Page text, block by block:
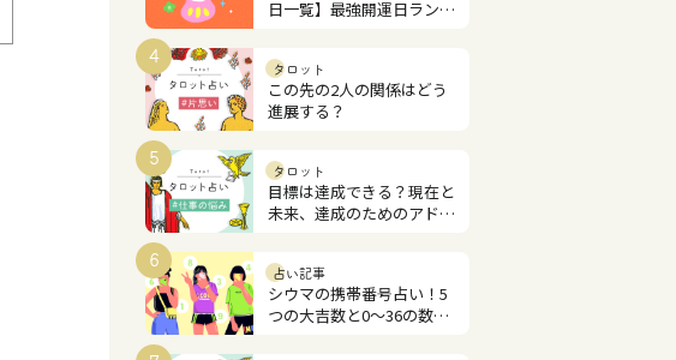
日一覧】最強開運日ランキ
4
タロット
この先の2人の関係はどう
進展する？
5
タロット
目標は達成できる？現在と
未来、達成のためのアドバ
6
占い記事
シウマの携帯番号占い！5
つの大吉数と0～36の数字